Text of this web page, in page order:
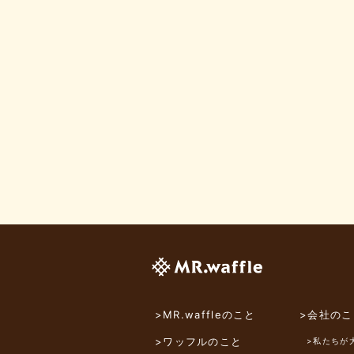
>MR.waffleのこと
>ワッフルのこと
>会社の
>私たちが